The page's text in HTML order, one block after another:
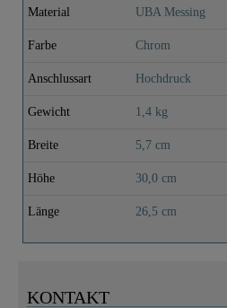
Material UBA Messing
Farbe Chrom
Anschlussart Hochdruck
Gewicht 1,4 kg
Breite 5,7 cm
Höhe 30,0 cm
Länge 26,5 cm
KONTAKT